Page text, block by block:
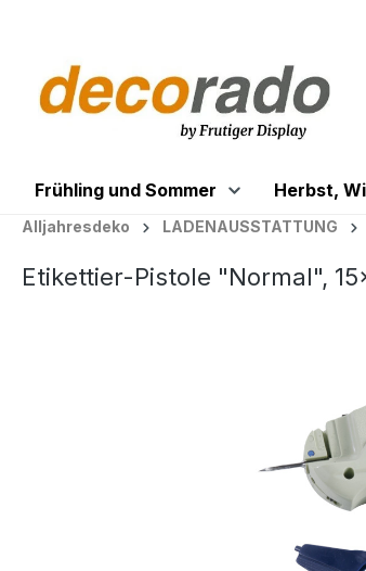
Frühling und Sommer Herbst,
Alljahresdeko LADENAUSSTATTUNG
Etikettier-Pistole "Normal",